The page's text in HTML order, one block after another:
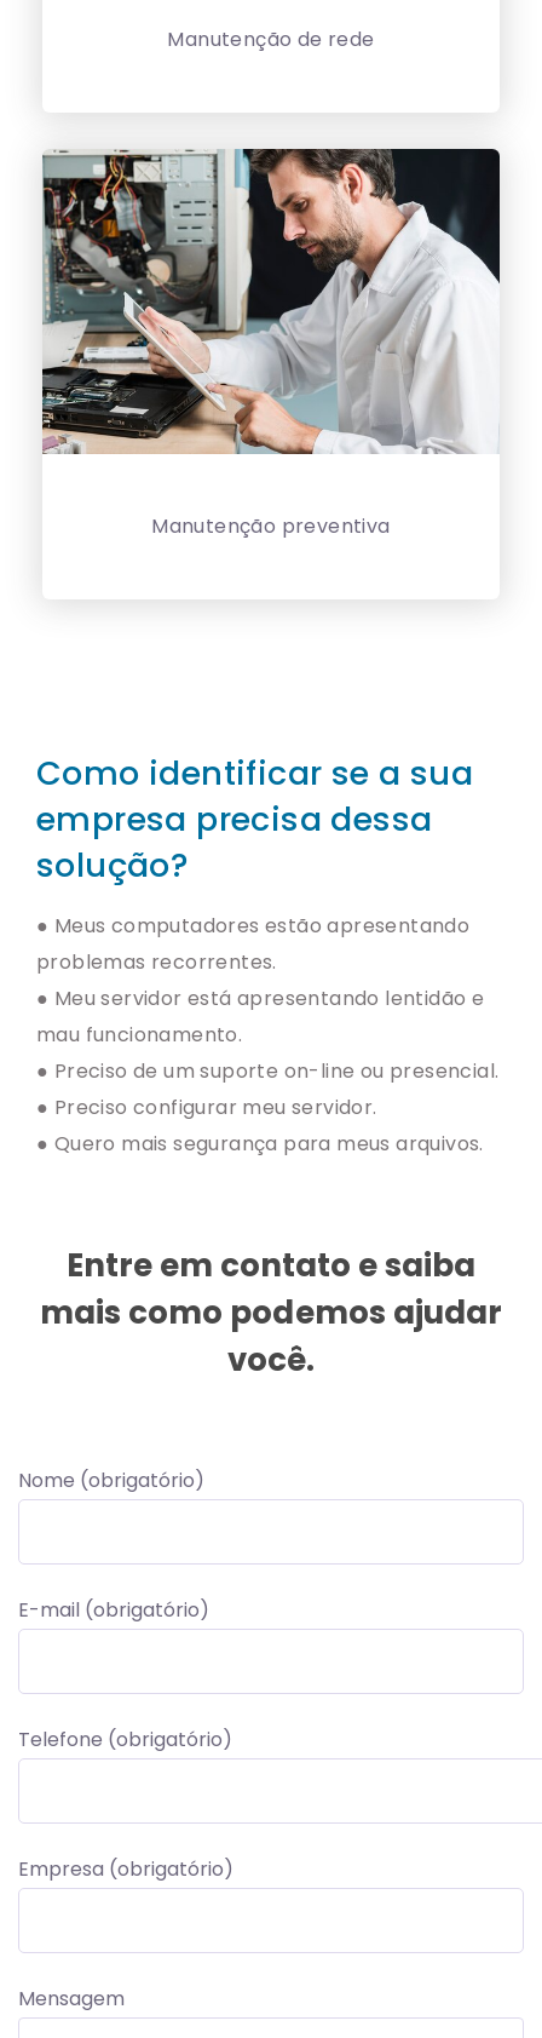
Manutenção de rede
Manutenção preventiva
Como identificar se a sua
empresa precisa dessa
solução?
● Meus computadores estão apresentando
problemas recorrentes.
● Meu servidor está apresentando lentidão e
mau funcionamento.
● Preciso de um suporte on-line ou presencial.
● Preciso configurar meu servidor.
● Quero mais segurança para meus arquivos.
Entre em contato e saiba
mais como podemos ajudar
você.
Nome (obrigatório)
E-mail (obrigatório)
Telefone (obrigatório)
Empresa (obrigatório)
Mensagem